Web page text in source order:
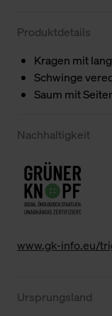
Produktdetails
Kragen mit
Schwinge
Saum mit
Nachhaltigkeit
www.gk-info.eu/
Ursprungsland